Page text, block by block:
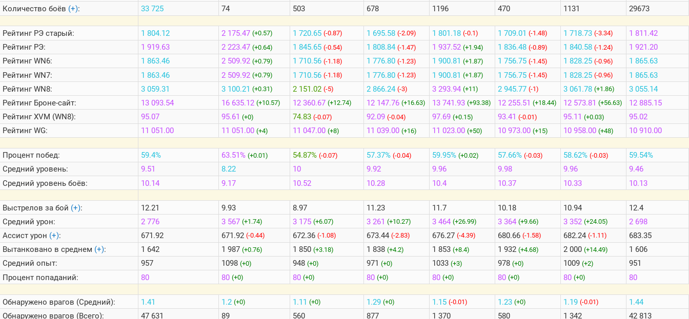
Информация
Онлайн
Цветовая
шкала
Теlegram
ВК
Портал
Мира
Количество боёв (+):
РейтингРЭ старый:
РейтингРЭ:
РейтингWN6:
РейтингWN7:
РейтингWN8:
РейтингБроне-сайт:
РейтингXVM (WN8):
РейтингWG:
Процент побед:
Средний уровень:
Средний уровень боёв:
Выстрелов за бой (+):
Средний урон:
Ассист урон (+):
Вытанковано в среднем (+):
Средний опыт:
Процент попаданий:
Обнаружено врагов (Средний):
Обнаружено врагов (Всего):
33 725
1 804.12
1 919.63
1 863.46
1 863.46
3 059.31
13 093.54
95.07
11 051.00
59.4%
9.51
10.14
12.21
2 776
671.92
1 642
957
80
1.41
47 631
74
2 175.47 (+0.57)
2 223.47 (+0.64)
2 509.92 (+0.79)
2 509.92 (+0.79)
3 100.21 (+0.31)
16 635.12 (+10.57)
95.61 (+0)
11 051.00 (+4)
63.51% (+0.01)
8.22
9.17
9.93
3 567 (+1.74)
671.92 (-0.44)
1 987 (+0.76)
1098 (+0)
80 (+0)
1.2 (+0)
89
503
1 720.65 (-0.87)
1 845.65 (-0.54)
1 710.56 (-1.18)
1 710.56 (-1.18)
2 151.02 (-5)
12 360.67 (+12.74)
74.83 (-0.07)
11 047.00 (+8)
54.87% (-0.07)
10
10.52
8.97
3 175 (+6.07)
672.36 (-1.08)
1 850 (+3.18)
948 (+0)
80 (+0)
1.11 (+0)
560
678
1 695.58 (-2.09)
1 808.84 (-1.47)
1 776.80 (-1.23)
1 776.80 (-1.23)
2 866.24 (-3)
12 147.76 (+16.63)
92.09 (-0.04)
11 039.00 (+16)
57.37% (-0.04)
9.92
10.28
11.23
3 261 (+10.27)
673.44 (-2.83)
1 838 (+4.2)
971 (+0)
80 (+0)
1.29 (+0)
877
1196
1 801.18 (-0.1)
1 937.52 (+1.94)
1 900.81 (+1.87)
1 900.81 (+1.87)
3 293.94 (+11)
13 741.93 (+93.38)
97.69 (+0.15)
11 023.00 (+50)
59.95% (+0.02)
9.96
10.4
11.7
3 464 (+26.99)
676.27 (-4.39)
1 853 (+8.4)
1033 (+3)
80 (+0)
1.15 (-0.01)
1 370
470
1 709.01 (-1.48)
1 836.48 (-0.89)
1 756.75 (-1.45)
1 756.75 (-1.45)
2 945.77 (-1)
12 255.51 (+18.44)
93.41 (-0.01)
10 973.00 (+15)
57.66% (-0.03)
9.98
10.37
10.18
3 364 (+9.66)
680.66 (-1.58)
1 932 (+4.68)
978 (+0)
80 (+0)
1.23 (+0)
580
1131
1 718.73 (-3.34)
1 840.58 (-1.24)
1 828.25 (-0.96)
1 828.25 (-0.96)
3 061.78 (+1.86)
12 573.81 (+56.63)
95.11 (+0.03)
10 958.00 (+48)
58.62% (-0.03)
9.96
10.33
10.94
3 352 (+24.05)
682.24 (-1.11)
2 000 (+14.49)
1009 (+2)
80 (+0)
1.19 (-0.01)
1 342
29673
1 811.42
1 921.20
1 865.63
1 865.63
3 055.14
12 885.15
95.02
10 910.00
59.54%
9.46
10.13
12.4
2 698
683.35
1 606
951
80
1.44
42 813